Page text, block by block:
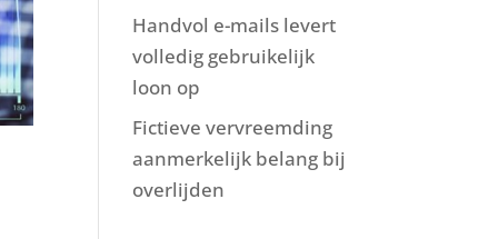
Handvol e-mails levert
volledig gebruikelijk
loon op
Fictieve vervreemding
aanmerkelijk belang bij
overlijden